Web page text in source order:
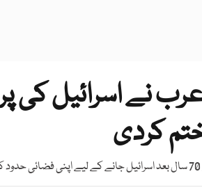
نے اسرائیل کی
کردی